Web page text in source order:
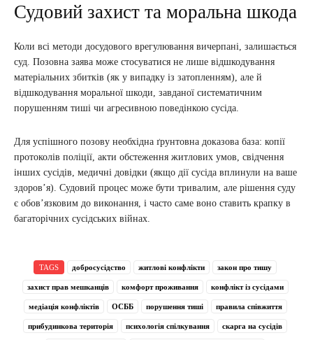
Судовий захист та моральна шкода
Коли всі методи досудового врегулювання вичерпані, залишається
суд. Позовна заява може стосуватися не лише відшкодування
матеріальних збитків (як у випадку із затопленням), але й
відшкодування моральної шкоди, завданої систематичним
порушенням тиші чи агресивною поведінкою сусіда.
Для успішного позову необхідна ґрунтовна доказова база: копії
протоколів поліції, акти обстеження житлових умов, свідчення
інших сусідів, медичні довідки (якщо дії сусіда вплинули на ваше
здоров’я). Судовий процес може бути тривалим, але рішення суду
є обов’язковим до виконання, і часто саме воно ставить крапку в
багаторічних сусідських війнах.
TAGS добросусідство житлові конфлікти закон про тишу
захист прав мешканців комфорт проживання конфлікт із сусідами
медіація конфліктів ОСББ порушення тиші правила співжиття
прибудинкова територія психологія спілкування скарга на сусідів